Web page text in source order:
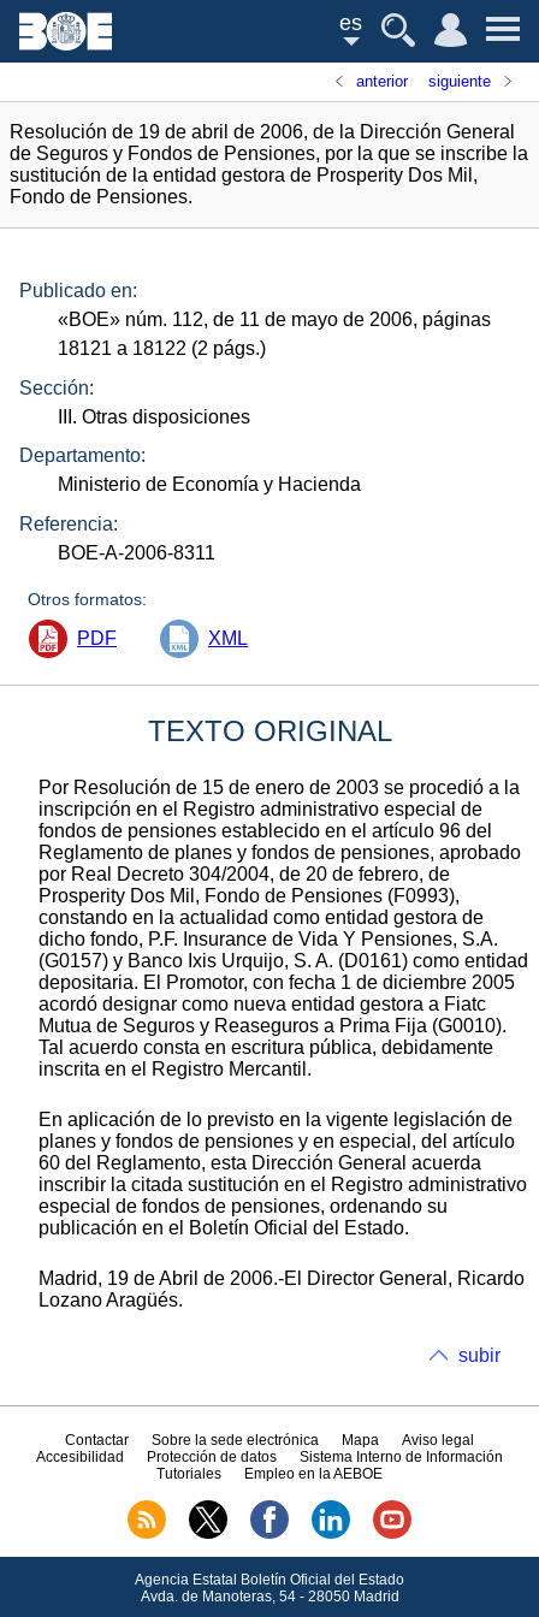
es
anterior siguiente
Resolución de 19 de abril de 2006, de la Dirección General
de Seguros y Fondos de Pensiones, por la que se inscribe la
sustitución de la entidad gestora de Prosperity Dos Mil,
Fondo de Pensiones.
Publicado en:
«BOE» núm. 112, de 11 de mayo de 2006, páginas
18121 a 18122 (2 págs.)
Sección:
III. Otras disposiciones
Departamento:
Ministerio de Economía y Hacienda
Referencia:
BOE-A-2006-8311
Otros formatos:
PDF XML
TEXTO ORIGINAL
Por Resolución de 15 de enero de 2003 se procedió a la
inscripción en el Registro administrativo especial de
fondos de pensiones establecido en el artículo 96 del
Reglamento de planes y fondos de pensiones, aprobado
por Real Decreto 304/2004, de 20 de febrero, de
Prosperity Dos Mil, Fondo de Pensiones (F0993),
constando en la actualidad como entidad gestora de
dicho fondo, P.F. Insurance de Vida Y Pensiones, S.A.
(G0157) y Banco Ixis Urquijo, S. A. (D0161) como entidad
depositaria. El Promotor, con fecha 1 de diciembre 2005
acordó designar como nueva entidad gestora a Fiatc
Mutua de Seguros y Reaseguros a Prima Fija (G0010).
Tal acuerdo consta en escritura pública, debidamente
inscrita en el Registro Mercantil.
En aplicación de lo previsto en la vigente legislación de
planes y fondos de pensiones y en especial, del artículo
60 del Reglamento, esta Dirección General acuerda
inscribir la citada sustitución en el Registro administrativo
especial de fondos de pensiones, ordenando su
publicación en el Boletín Oficial del Estado.
Madrid, 19 de Abril de 2006.-El Director General, Ricardo
Lozano Aragüés.
subir
Contactar Sobre la sede electrónica Mapa
Aviso legal
Accesibilidad
Protección de datos
Sistema Interno de Información
Tutoriales
Empleo en la AEBOE
Agencia Estatal Boletín Oficial del Estado
Avda. de Manoteras, 54 - 28050 Madrid